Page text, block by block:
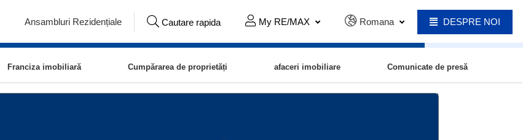
Ansambluri Rezidențiale Cautare rapida My RE/MAX Romana DESPRE NOI
Franciza imobiliară Cumpărarea de proprietăți afaceri imobiliare Comunicate de presă